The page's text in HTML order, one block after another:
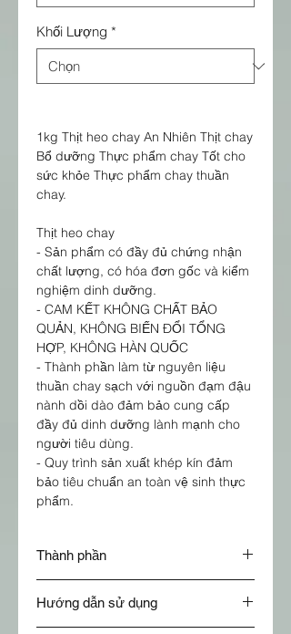
Khối Lượng *
1kg Thịt heo chay An Nhiên Thịt chay
Bổ dưỡng Thực phẩm chay Tốt cho
sức khỏe Thực phẩm chay thuần
chay.
Thịt heo chay
- Sản phẩm có đầy đủ chứng nhận
chất lượng, có hóa đơn gốc và kiểm
nghiệm dinh dưỡng.
- CAM KẾT KHÔNG CHẤT BẢO
QUẢN, KHÔNG BIẾN ĐỔI TỔNG
HỢP, KHÔNG HÀN QUỐC
- Thành phần làm từ nguyên liệu
thuần chay sạch với nguồn đạm đậu
nành dồi dào đảm bảo cung cấp
đầy đủ dinh dưỡng lành mạnh cho
người tiêu dùng.
- Quy trình sản xuất khép kín đảm
bảo tiêu chuẩn an toàn vệ sinh thực
phẩm.
Thành phần
gen), bột đậu nành đã khử chất béo,
gluten lúa mì, tinh bột ngô.
Hướng dẫn sử dụng